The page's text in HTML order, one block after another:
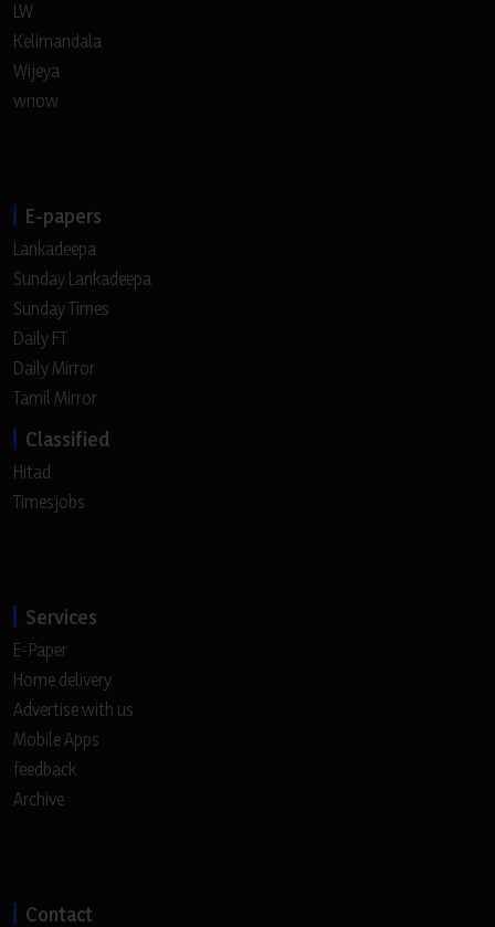
LW
Kelimandala
Wijeya
wnow
E-papers
Lankadeepa
Sunday Lankadeepa
Sunday Times
Daily FT
Daily Mirror
Tamil Mirror
Classified
Hitad
Timesjobs
Services
E-Paper
Home delivery
Advertise with us
Mobile Apps
feedback
Archive
Contact